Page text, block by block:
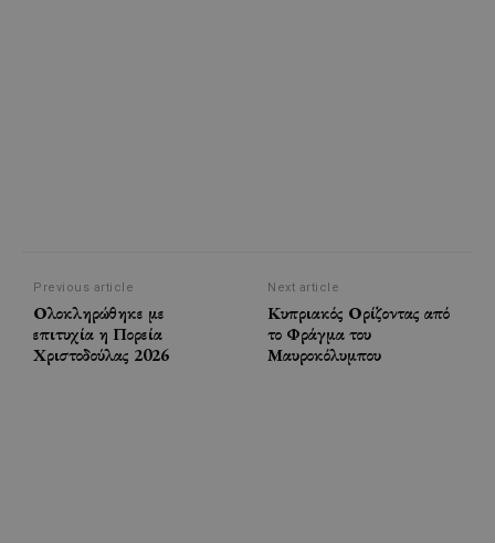
Previous article
Ολοκληρώθηκε με
επιτυχία η Πορεία
Χριστοδούλας 2026
Next article
Κυπριακός Ορίζοντας από
το Φράγμα του
Μαυροκόλυμπου